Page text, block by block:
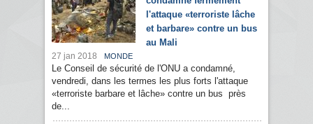
l'attaque «terroriste lâche
et barbare» contre un bus
au Mali
27 jan 2018 MONDE
Le Conseil de sécurité de l'ONU a condamné,
vendredi, dans les termes les plus forts l'attaque
«terroriste barbare et lâche» contre un bus près
de...